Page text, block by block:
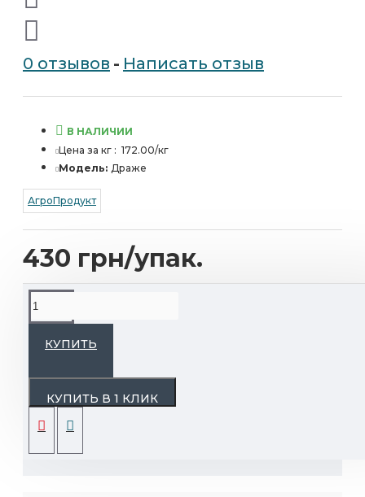
0 отзывов - Написать отзыв
430 грн/упак.
В НАЛИЧИИ
Цена за кг : 172.00/кг
Модель: Драже
АгроПродукт
КУПИТЬ
КУПИТЬ В 1 КЛИК
глазури.
Срок годности: 6 мес.